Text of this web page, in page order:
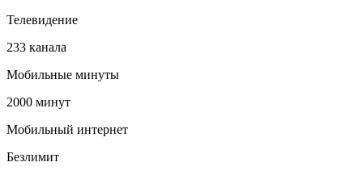
Телевидение
233 канала
Мобильные минуты
2000 минут
Мобильный интернет
Безлимит